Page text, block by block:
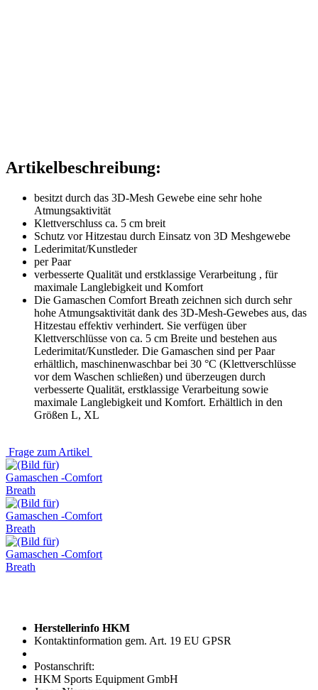
Artikelbeschreibung:
besitzt durch das 3D-Mesh Gewebe eine sehr hohe
Atmungsaktivität
Klettverschluss ca. 5 cm breit
Schutz vor Hitzestau durch Einsatz von 3D Meshgewebe
Lederimitat/Kunstleder
per Paar
verbesserte Qualität und erstklassige Verarbeitung , für
maximale Langlebigkeit und Komfort
Die Gamaschen Comfort Breath zeichnen sich durch sehr
hohe Atmungsaktivität dank des 3D-Mesh-Gewebes aus, das
Hitzestau effektiv verhindert. Sie verfügen über
Klettverschlüsse von ca. 5 cm Breite und bestehen aus
Lederimitat/Kunstleder. Die Gamaschen sind per Paar
erhältlich, maschinenwaschbar bei 30 °C (Klettverschlüsse
vor dem Waschen schließen) und überzeugen durch
verbesserte Qualität, erstklassige Verarbeitung sowie
maximale Langlebigkeit und Komfort. Erhältlich in den
Größen L, XL
Frage zum Artikel
Herstellerinfo HKM
Kontaktinformation gem. Art. 19 EU GPSR
Postanschrift:
HKM Sports Equipment GmbH